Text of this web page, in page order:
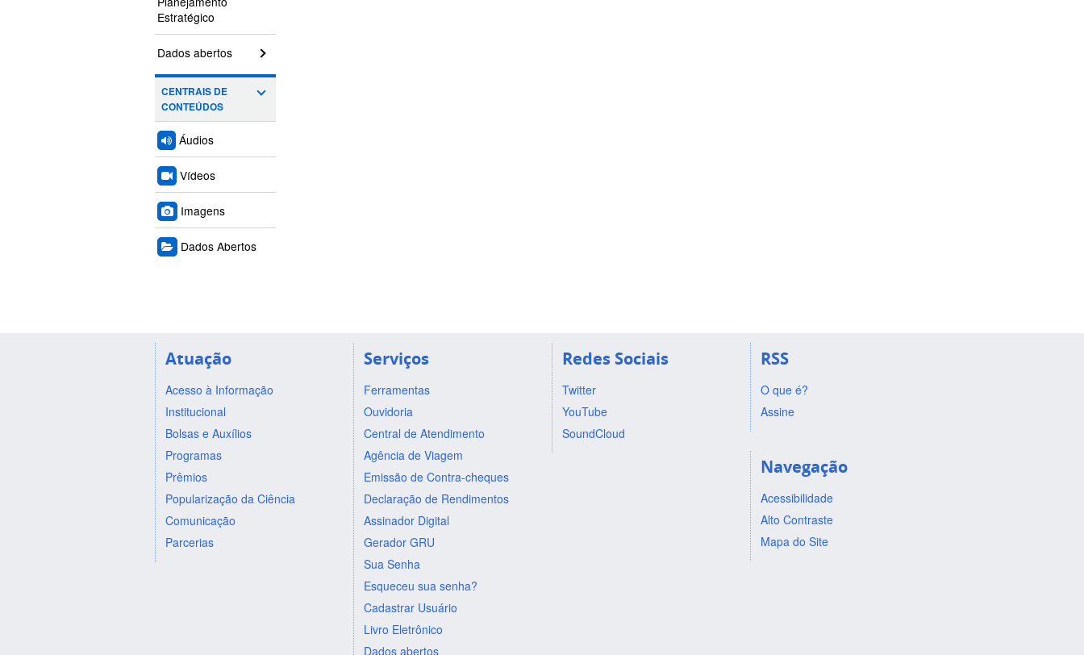
Estratégico
Dados abertos
CENTRAIS DE
CONTEÚDOS
Áudios
Vídeos
Imagens
Dados Abertos
Atuação
Acesso à Informação
Institucional
Bolsas e Auxílios
Programas
Prêmios
Popularização da Ciência
Comunicação
Parcerias
Serviços
Ferramentas
Ouvidoria
Central de Atendimento
Agência de Viagem
Emissão de Contra-cheques
Declaração de Rendimentos
Assinador Digital
Gerador GRU
Sua Senha
Esqueceu sua senha?
Cadastrar Usuário
Livro Eletrônico
Dados abertos
Redes Sociais
Twitter
YouTube
SoundCloud
RSS
O que é?
Assine
Navegação
Acessibilidade
Alto Contraste
Mapa do Site